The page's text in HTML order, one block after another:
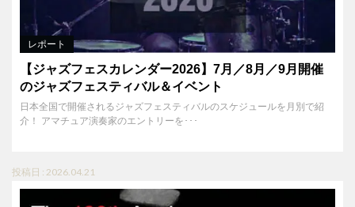
レポート
【ジャズフェスカレンダー2026】7月／8月／9月開催
のジャズフェスティバル＆イベント
日本全国で開催されるジャズフェスティバルのスケジュールを月別で紹
介！ アマチュア演奏家のエントリーを･･･
投稿日 : 2026.04.21